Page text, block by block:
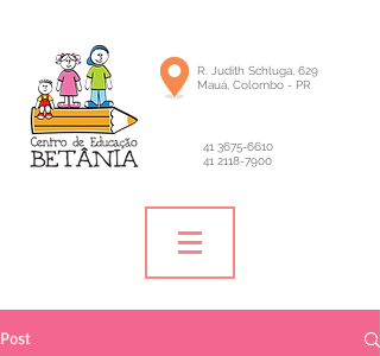
R. Judith Schluga, 629
Mauá, Colombo - PR
41 3675-6610
41 2118-7900
Post